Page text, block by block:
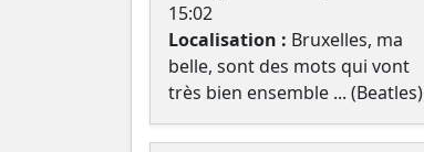
15:02
Localisation : Bruxelles, ma
belle, sont des mots qui vont
très bien ensemble ... (Beatles)